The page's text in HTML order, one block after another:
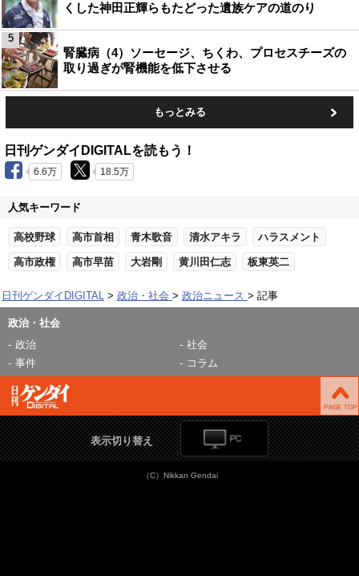
くした神田正輝らもたどった遺族ケアの道のり
腎臓病（4）ソーセージ、ちくわ、プロセスチーズの
取り過ぎが腎機能を低下させる
5
もっとみる
日刊ゲンダイDIGITALを読もう！
6.6万 18.5万
人気キーワード
高校野球 高市首相 青木歌音 清水アキラ ハラスメント
高市政権 高市早苗 大岩剛 黄川田仁志 板東英二
日刊ゲンダイDIGITAL 政治・社会 政治ニュース 記事
政治・社会
政治
社会
事件
コラム
表示切り替え
（C）Nikkan Gendai